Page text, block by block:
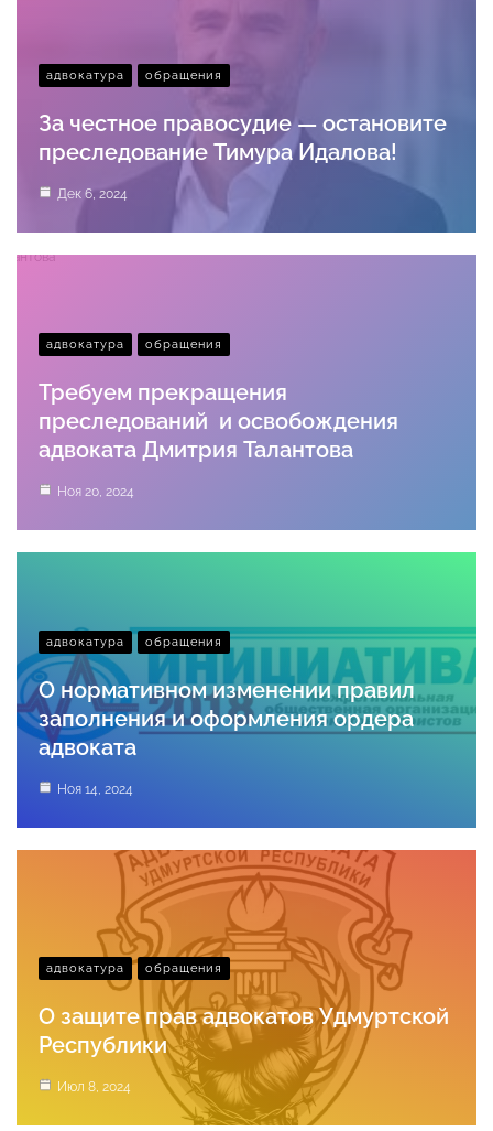
адвокатура обращения
За честное правосудие — остановите
преследование Тимура Идалова!
Дек 6, 2024
адвокатура обращения
Требуем прекращения
преследований и освобождения
адвоката Дмитрия Талантова
Ноя 20, 2024
адвокатура обращения
О нормативном изменении правил
заполнения и оформления ордера
адвоката
Ноя 14, 2024
адвокатура обращения
О защите прав адвокатов Удмуртской
Республики
Июл 8, 2024